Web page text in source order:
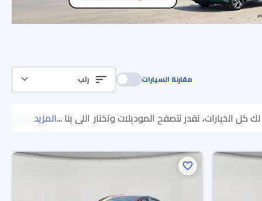
مقارنة السيارات رتب
اللي يناسبك.
...المزيد